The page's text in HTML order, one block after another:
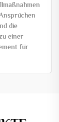
die
einer
für